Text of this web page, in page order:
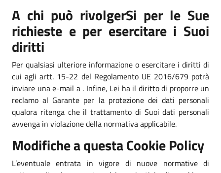
A chi può rivolgerSi per le Sue
richieste e per esercitare i Suoi
diritti
Per qualsiasi ulteriore informazione o esercitare i diritti di
cui agli artt. 15-22 del Regolamento UE 2016/679 potrà
inviare una e-mail a . Infine, Lei ha il diritto di proporre un
reclamo al Garante per la protezione dei dati personali
qualora ritenga che il trattamento di Suoi dati personali
avvenga in violazione della normativa applicabile.
Modifiche a questa Cookie Policy
L’eventuale entrata in vigore di nuove normative di